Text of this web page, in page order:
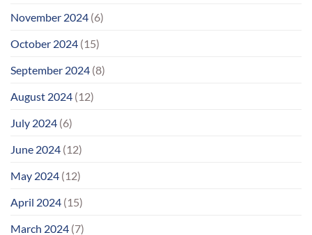
November 2024 (6)
October 2024 (15)
September 2024 (8)
August 2024 (12)
July 2024 (6)
June 2024 (12)
May 2024 (12)
April 2024 (15)
March 2024 (7)